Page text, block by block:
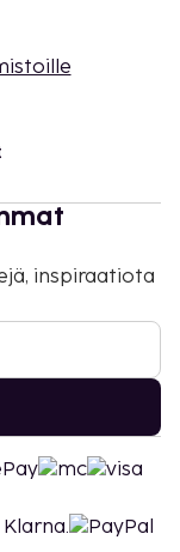
inspiraatiota